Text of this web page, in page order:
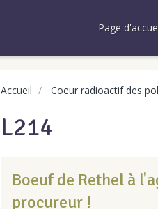
Page
Accueil Coeur radioactif des
L214
Boeuf de Rethel à
procureur !